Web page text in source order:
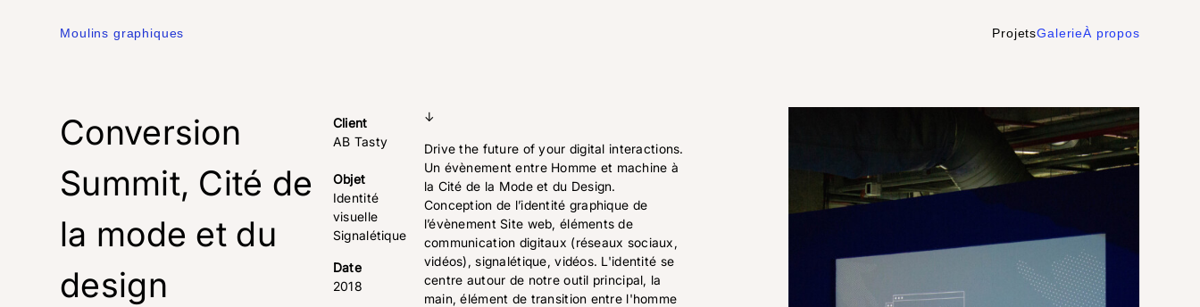
ProjetsGalerieÀ propos
Moulins graphiques
Conversion
Summit, Cité de
la mode et du
design
Client
AB Tasty
Objet
Identité
visuelle
Signalétique
Date
2018
↓
Drive the future of your digital interactions.
Un évènement entre Homme et machine à
la Cité de la Mode et du Design.
Conception de l’identité graphique de
l’évènement Site web, éléments de
communication digitaux (réseaux sociaux,
vidéos), signalétique, vidéos. L'identité se
centre autour de notre outil principal, la
main, élément de transition entre l'homme